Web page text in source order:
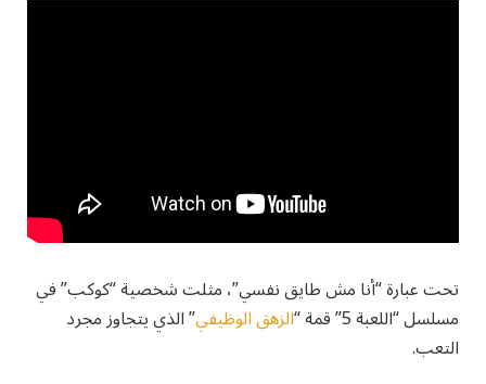
تحت عبارة “أنا مش طايق نفسي”، مثلت شخصية “كوكب” في
مسلسل “اللعبة 5” قمة “ الزهق الوظيفي” الذي يتجاوز مجرد
التعب.